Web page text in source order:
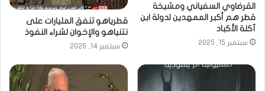
القرضاوي السفياني ومشيخة
قطر هم أكبر الممهدين لدولة ابن
آكلة الأكباد
سبتمبر 15, 2025
قطرياهو تنفق المليارات على
نتنياهو والإخوان لشراء النفوذ
سبتمبر 14, 2025